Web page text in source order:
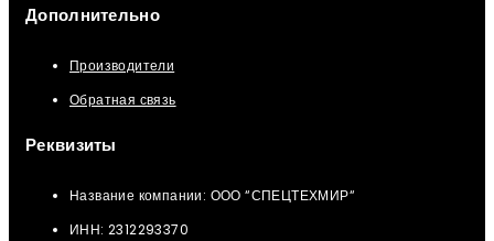
Дополнительно
Производители
Обратная связь
Реквизиты
Название компании: ООО “СПЕЦТЕХМИР“
ИНН: 2312293370